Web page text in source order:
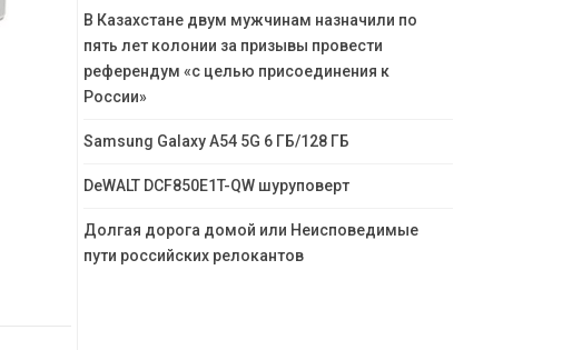
В Казахстане двум мужчинам назначили по
пять лет колонии за призывы провести
референдум «с целью присоединения к
России»
Samsung Galaxy A54 5G 6 ГБ/128 ГБ
DeWALT DCF850E1T-QW шуруповерт
Долгая дорога домой или Неисповедимые
пути российских релокантов